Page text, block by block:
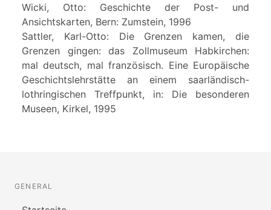
Wicki, Otto: Geschichte der Post- und
Ansichtskarten, Bern: Zumstein, 1996
Sattler, Karl-Otto: Die Grenzen kamen, die
Grenzen gingen: das Zollmuseum Habkirchen:
mal deutsch, mal französisch. Eine Europäische
Geschichtslehrstätte an einem saarländisch-
lothringischen Treffpunkt, in: Die besonderen
Museen, Kirkel, 1995
GENERAL